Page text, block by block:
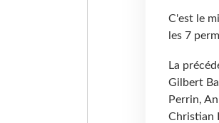
C'est le
les 7
La
Gilbert
Perrin,
Christian